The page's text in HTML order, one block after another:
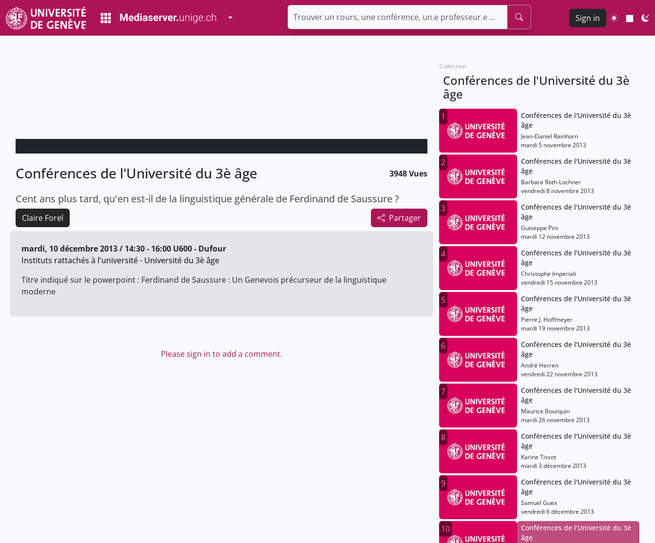
Toggle Dropdown Sign in
Conférences de l'Université du 3è âge 3948 Vues
Cent ans plus tard, qu'en est-il de la linguistique générale de Ferdinand de Saussure ?
Partager
Claire Forel
mardi, 10 décembre 2013 / 14:30 - 16:00 U600 - Dufour
Instituts rattachés à l'université - Université du 3è âge
Titre indiqué sur le powerpoint : Ferdinand de Saussure : Un Genevois précurseur de la linguistique
moderne
Please sign in to add a comment.
Collection
Conférences de l'Université du 3è
âge
1
Conférences de l'Université du 3è
âge
Jean-Daniel Rainhorn
mardi 5 novembre 2013
2
Conférences de l'Université du 3è
âge
Barbara Roth-Lochner
vendredi 8 novembre 2013
3
Conférences de l'Université du 3è
âge
Guiseppe Pini
mardi 12 novembre 2013
4
Conférences de l'Université du 3è
âge
Christophe Imperiali
vendredi 15 novembre 2013
5
Conférences de l'Université du 3è
âge
Pierre J. Hoffmeyer
mardi 19 novembre 2013
6
Conférences de l'Université du 3è
âge
André Herren
vendredi 22 novembre 2013
7
Conférences de l'Université du 3è
âge
Maurice Bourquin
mardi 26 novembre 2013
8
Conférences de l'Université du 3è
âge
Karine Tissot
mardi 3 décembre 2013
9
Conférences de l'Université du 3è
âge
Samuel Guex
vendredi 6 décembre 2013
10
Conférences de l'Université du 3è
âge